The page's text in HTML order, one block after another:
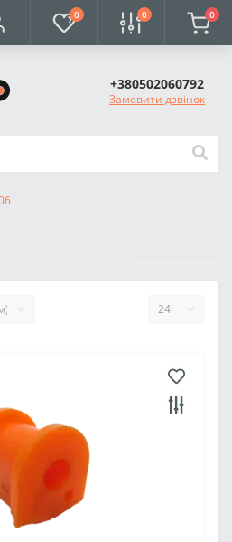
0 0 0
+380502060792
Замовити дзвінок